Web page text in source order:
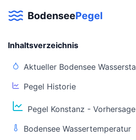
BodenseePegel
Inhaltsverzeichnis
Aktueller Bodensee
Pegel Historie
Pegel Konstanz - Vorhersage
Bodensee Wassertemperatur
Aktuelle Warnlage Bodensee
Aktueller Bodensee
Live-Daten